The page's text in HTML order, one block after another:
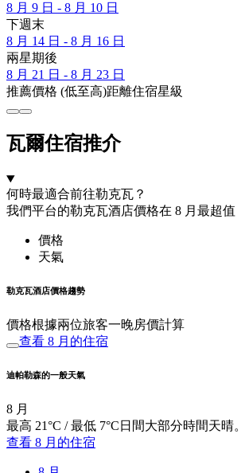
8 月 9 日 - 8 月 10 日
下週末
8 月 14 日 - 8 月 16 日
兩星期後
8 月 21 日 - 8 月 23 日
推薦價格 (低至高)距離住宿星級
瓦爾住宿推介
何時最適合前往勒克瓦？
我們平台的勒克瓦酒店價格在 8 月最超值
價格
天氣
勒克瓦酒店價格趨勢
價格根據兩位旅客一晚房價計算
查看 8 月的住宿
迪帕勒森的一般天氣
8 月
最高 21°C / 最低 7°C日間大部分時間天晴。
查看 8 月的住宿